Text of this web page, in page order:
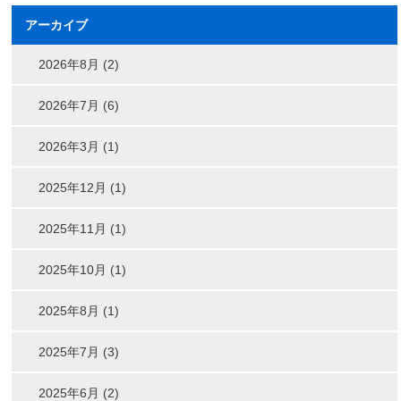
アーカイブ
2026年8月 (2)
2026年7月 (6)
2026年3月 (1)
2025年12月 (1)
2025年11月 (1)
2025年10月 (1)
2025年8月 (1)
2025年7月 (3)
2025年6月 (2)